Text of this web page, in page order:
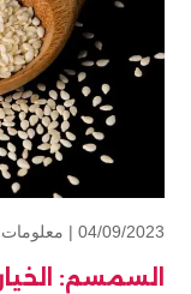
04/09/2023 | معلومات
السمسم: